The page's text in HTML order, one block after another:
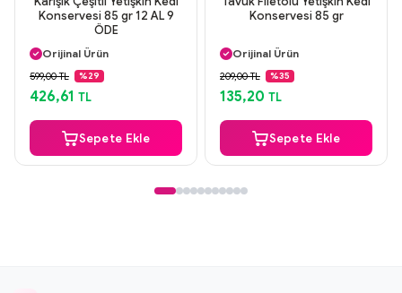
Konservesi 85 gr 12 AL 9
ÖDE
Aynı Gün Kargo
Orijinal Ürün
Güvenli Ödeme
Aynı Gün Kargo
599,00 TL %29
426,61 TL
Sepete Ekle
Konservesi 85 gr
Orijinal Ürün
Güvenli Ödeme
Aynı Gün Kargo
209,00 TL %35
135,20 TL
Sepete Ekle